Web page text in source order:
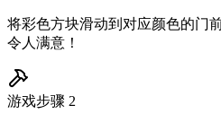
将彩色方块滑动到对应颜色的门
令人满意！
游戏步骤 2